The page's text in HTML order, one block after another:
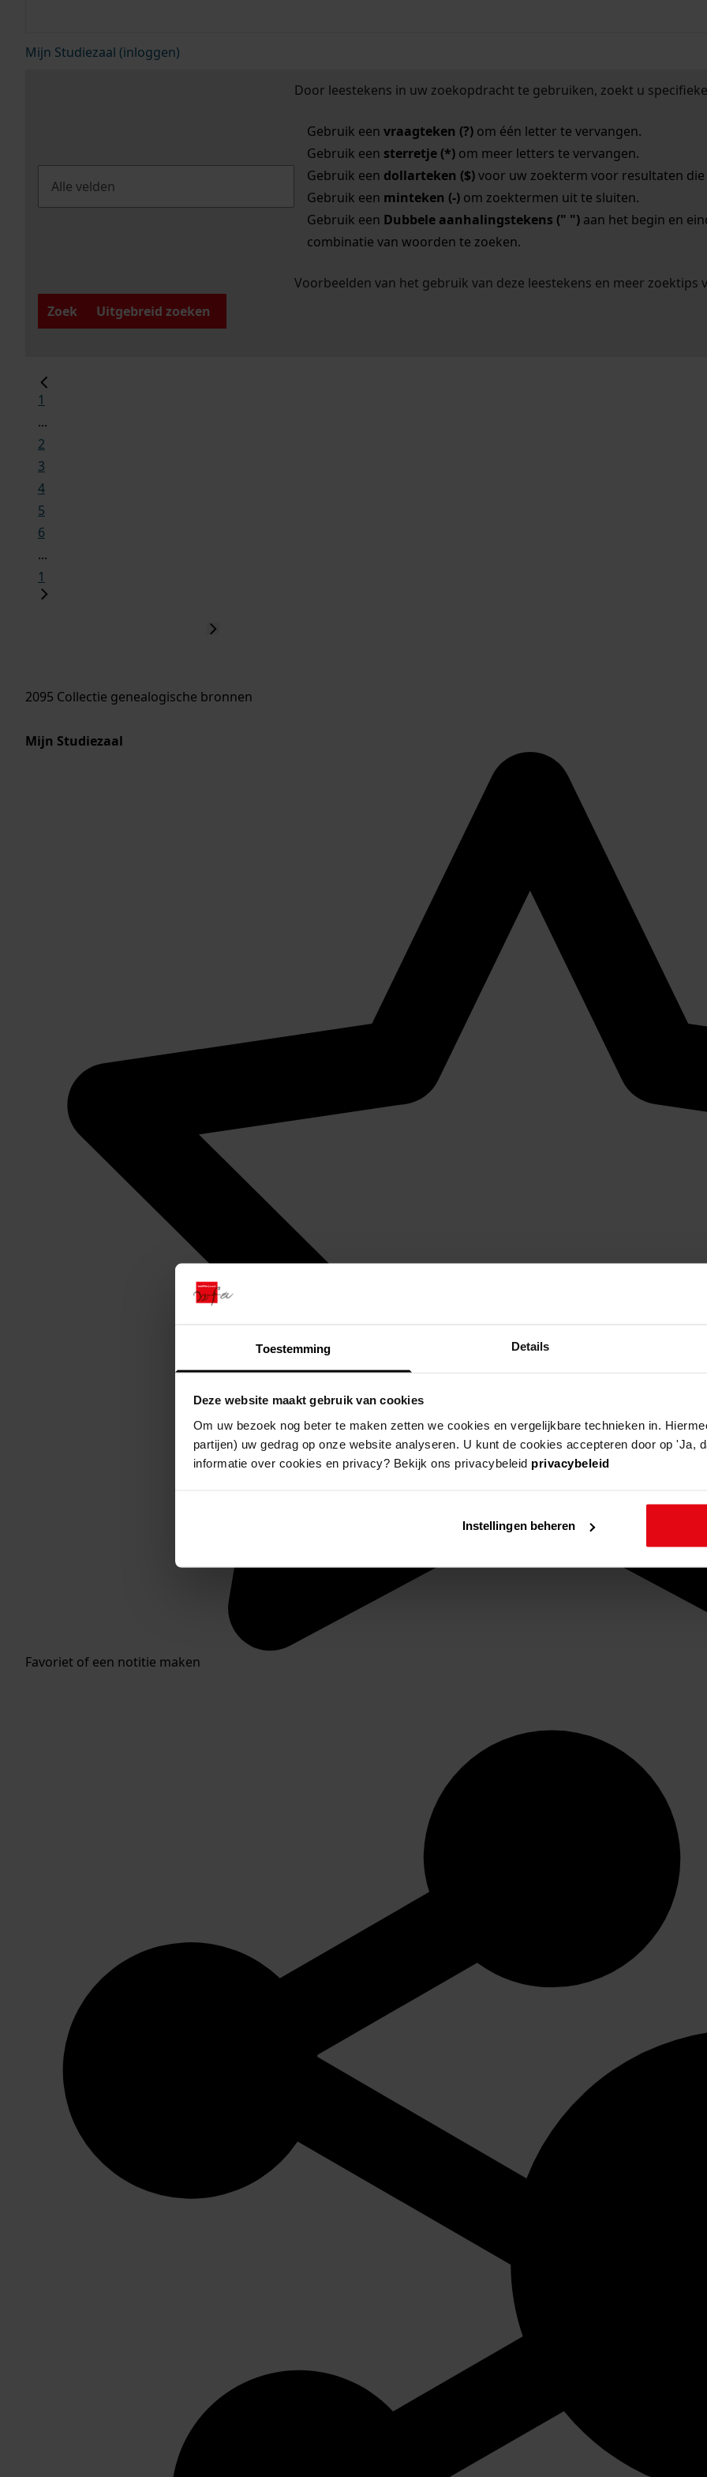
Toestemming Details
Deze website maakt gebruik van cookies
Om uw bezoek nog beter te maken zetten we cookies en vergelijkbare technieken in.
partijen) uw gedrag op onze website analyseren. U kunt de cookies accepteren door op 'Ja,
informatie over cookies en privacy? Bekijk ons privacybeleid privacybeleid
Instellingen beheren
Mijn Studiezaal (inloggen)
Door leestekens in uw zoekopdracht te gebruiken, zoekt u
Gebruik een vraagteken (?)om één letter te vervangen.
Gebruik een sterretje (*)om meer letters te vervangen.
Gebruik een dollarteken ($)voor uw zoekterm voor resultaten die
Gebruik een minteken (-)om zoektermen uit te sluiten.
Gebruik een Dubbele aanhalingstekens (" ")aan het begin en
combinatie van woorden te zoeken.
Voorbeelden van het gebruik van deze leestekens en meer zoektips
Zoek
Uitgebreid zoeken
1
...
2
3
4
5
6
...
1
2095 Collectie genealogische bronnen
Mijn Studiezaal
Favoriet of een notitie maken